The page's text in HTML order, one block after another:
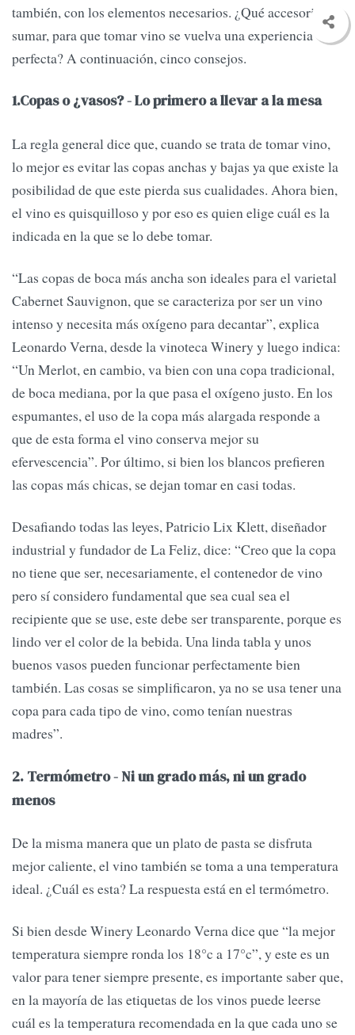
también, con los elementos necesarios. ¿Qué accesorios
sumar, para que tomar vino se vuelva una experiencia
perfecta? A continuación, cinco consejos.
1.Copas o ¿vasos? - Lo primero a llevar a la mesa
La regla general dice que, cuando se trata de tomar vino,
lo mejor es evitar las copas anchas y bajas ya que existe la
posibilidad de que este pierda sus cualidades. Ahora bien,
el vino es quisquilloso y por eso es quien elige cuál es la
indicada en la que se lo debe tomar.
“Las copas de boca más ancha son ideales para el varietal
Cabernet Sauvignon, que se caracteriza por ser un vino
intenso y necesita más oxígeno para decantar”, explica
Leonardo Verna, desde la vinoteca Winery y luego indica:
“Un Merlot, en cambio, va bien con una copa tradicional,
de boca mediana, por la que pasa el oxígeno justo. En los
espumantes, el uso de la copa más alargada responde a
que de esta forma el vino conserva mejor su
efervescencia”. Por último, si bien los blancos prefieren
las copas más chicas, se dejan tomar en casi todas.
Desafiando todas las leyes, Patricio Lix Klett, diseñador
industrial y fundador de La Feliz, dice: “Creo que la copa
no tiene que ser, necesariamente, el contenedor de vino
pero sí considero fundamental que sea cual sea el
recipiente que se use, este debe ser transparente, porque es
lindo ver el color de la bebida. Una linda tabla y unos
buenos vasos pueden funcionar perfectamente bien
también. Las cosas se simplificaron, ya no se usa tener una
copa para cada tipo de vino, como tenían nuestras
madres”.
2. Termómetro - Ni un grado más, ni un grado
menos
De la misma manera que un plato de pasta se disfruta
mejor caliente, el vino también se toma a una temperatura
ideal. ¿Cuál es esta? La respuesta está en el termómetro.
Si bien desde Winery Leonardo Verna dice que “la mejor
temperatura siempre ronda los 18°c a 17°c”, y este es un
valor para tener siempre presente, es importante saber que,
en la mayoría de las etiquetas de los vinos puede leerse
cuál es la temperatura recomendada en la que cada uno se